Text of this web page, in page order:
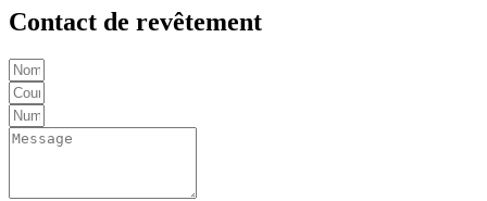
Contact de revêtement